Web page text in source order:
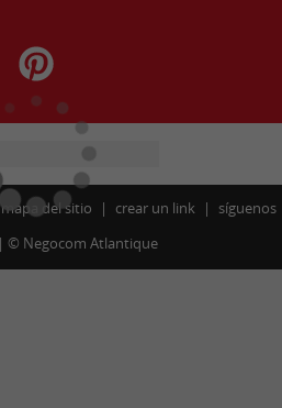
mapa del sitio crear un link
síguenos
© Negocom Atlantique